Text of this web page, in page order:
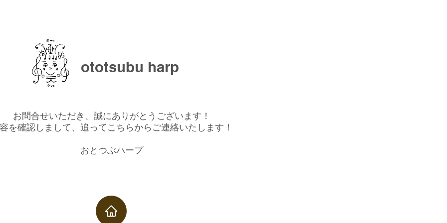
ototsubu harp
お問合せいただき、誠にありがとうございます！
を確認しまして、追ってこちらからご連絡いたします！
​おとつぶハープ